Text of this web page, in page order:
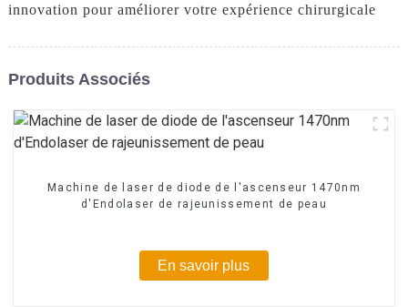
innovation pour améliorer votre expérience chirurgicale
Produits Associés
Machine de laser de diode de l'ascenseur 1470nm
d'Endolaser de rajeunissement de peau
En savoir plus